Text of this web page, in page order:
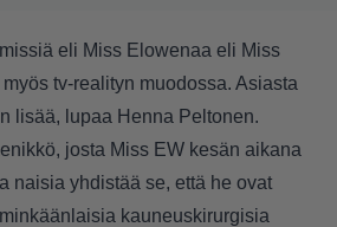
eli Miss Elowenaa eli Miss
tv-realityn muodossa. Asiasta
lisää, lupaa Henna Peltonen.
josta Miss EW kesän aikana
naisia yhdistää se, että he ovat
kauneuskirurgisia